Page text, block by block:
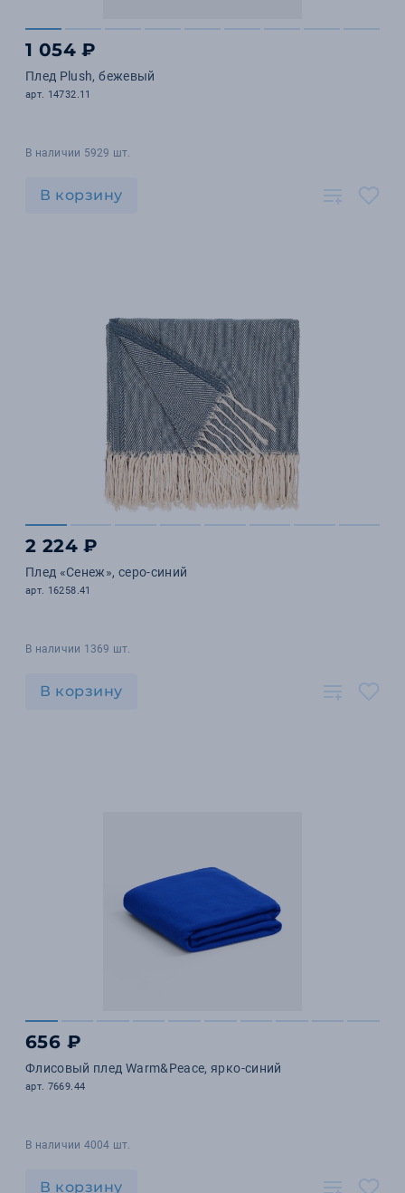
1 054 ₽
Плед Plush, бежевый
арт. 14732.11
В наличии 5929 шт.
В корзину
2 224 ₽
Плед «Сенеж», серо-синий
арт. 16258.41
В наличии 1369 шт.
В корзину
656 ₽
Флисовый плед Warm&Peace, ярко-синий
арт. 7669.44
В наличии 4004 шт.
В корзину